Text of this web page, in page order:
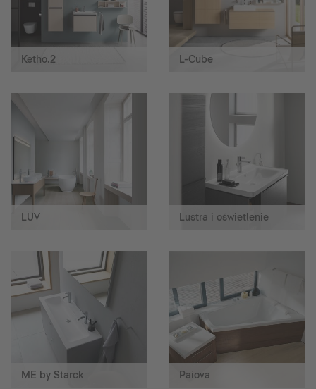
Ketho.2 L-Cube
LUV Lustra i oświetlenie
ME by Starck Paiova